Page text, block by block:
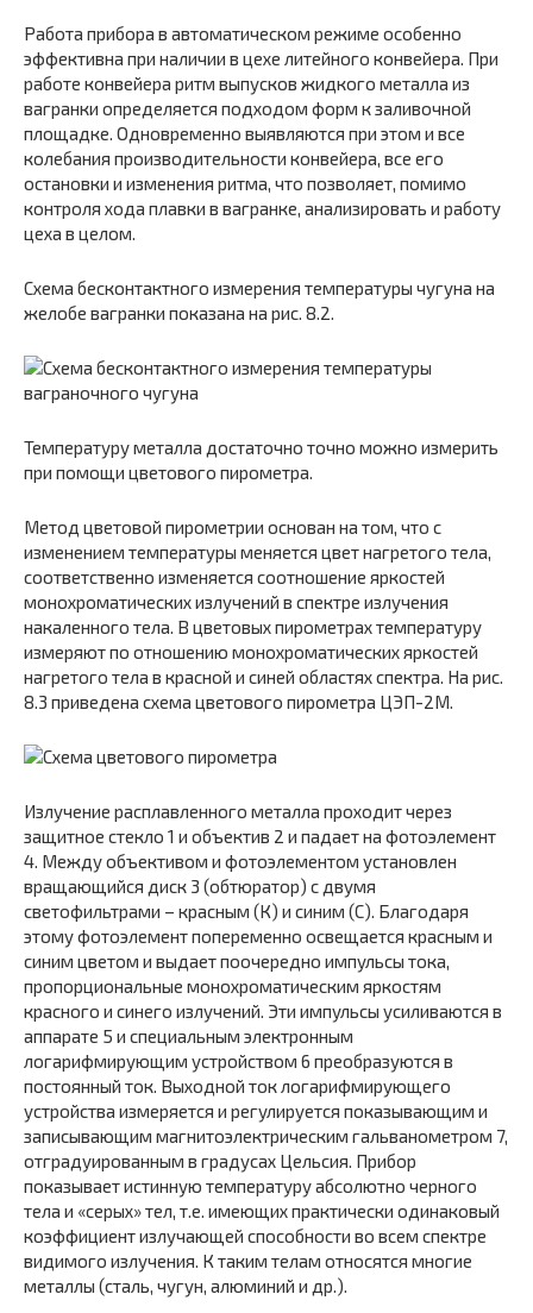
Работа прибора в автоматическом режиме особенно
эффективна при наличии в цехе литейного конвейера. При
работе конвейера ритм выпусков жидкого металла из
вагранки определяется подходом форм к заливочной
площадке. Одновременно выявляются при этом и все
колебания производительности конвейера, все его
остановки и изменения ритма, что позволяет, помимо
контроля хода плавки в вагранке, анализировать и работу
цеха в целом.
Схема бесконтактного измерения температуры чугуна на
желобе вагранки показана на рис. 8.2.
Температуру металла достаточно точно можно измерить
при помощи цветового пирометра.
Метод цветовой пирометрии основан на том, что с
изменением температуры меняется цвет нагретого тела,
соответственно изменяется соотношение яркостей
монохроматических излучений в спектре излучения
накаленного тела. В цветовых пирометрах температуру
измеряют по отношению монохроматических яркостей
нагретого тела в красной и синей областях спектра. На рис.
8.3 приведена схема цветового пирометра ЦЭП-2М.
Излучение расплавленного металла проходит через
защитное стекло 1 и объектив 2 и падает на фотоэлемент
4. Между объективом и фотоэлементом установлен
вращающийся диск 3 (обтюратор) с двумя
светофильтрами – красным (К) и синим (С). Благодаря
этому фотоэлемент попеременно освещается красным и
синим цветом и выдает поочередно импульсы тока,
пропорциональные монохроматическим яркостям
красного и синего излучений. Эти импульсы усиливаются в
аппарате 5 и специальным электронным
логарифмирующим устройством 6 преобразуются в
постоянный ток. Выходной ток логарифмирующего
устройства измеряется и регулируется показывающим и
записывающим магнитоэлектрическим гальванометром 7,
отградуированным в градусах Цельсия. Прибор
показывает истинную температуру абсолютно черного
тела и «серых» тел, т.е. имеющих практически одинаковый
коэффициент излучающей способности во всем спектре
видимого излучения. К таким телам относятся многие
металлы (сталь, чугун, алюминий и др.).